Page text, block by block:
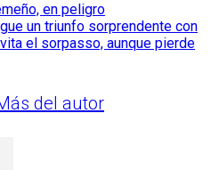
en peligro
un triunfo sorprendente con
el sorpasso, aunque pierde
del autor